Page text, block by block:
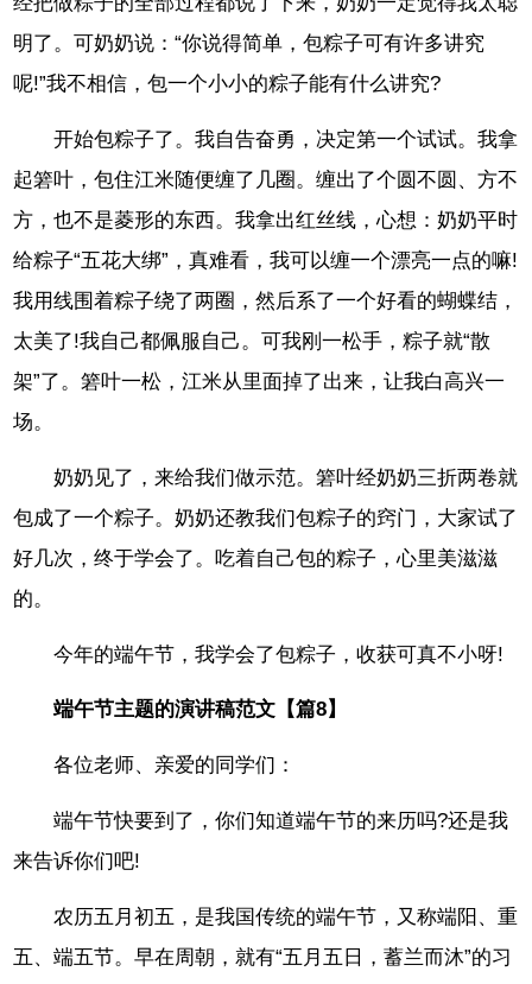
明了。可奶奶说：“你说得简单，包粽子可有许多讲究
呢!”我不相信，包一个小小的粽子能有什么讲究?
开始包粽子了。我自告奋勇，决定第一个试试。我拿
起箬叶，包住江米随便缠了几圈。缠出了个圆不圆、方不
方，也不是菱形的东西。我拿出红丝线，心想：奶奶平时
给粽子“五花大绑”，真难看，我可以缠一个漂亮一点的嘛!
我用线围着粽子绕了两圈，然后系了一个好看的蝴蝶结，
太美了!我自己都佩服自己。可我刚一松手，粽子就“散
架”了。箬叶一松，江米从里面掉了出来，让我白高兴一
场。
奶奶见了，来给我们做示范。箬叶经奶奶三折两卷就
包成了一个粽子。奶奶还教我们包粽子的窍门，大家试了
好几次，终于学会了。吃着自己包的粽子，心里美滋滋
的。
今年的端午节，我学会了包粽子，收获可真不小呀!
端午节主题的演讲稿范文【篇8】
各位老师、亲爱的同学们：
端午节快要到了，你们知道端午节的来历吗?还是我
来告诉你们吧!
农历五月初五，是我国传统的端午节，又称端阳、重
五、端五节。早在周朝，就有“五月五日，蓄兰而沐”的习